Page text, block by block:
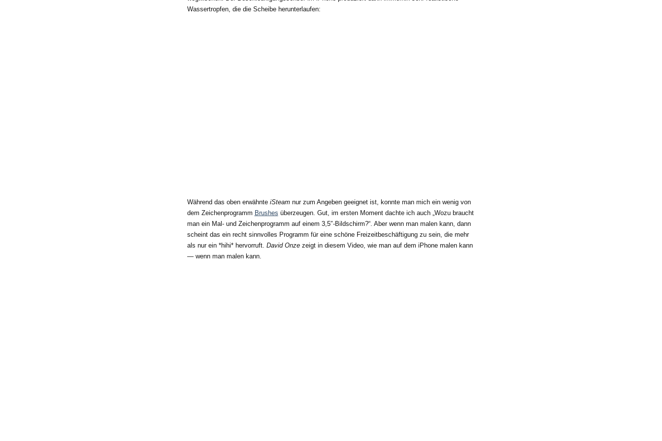
Wassertropfen, die die Scheibe herunterlaufen:
Während das oben erwähnte iSteamnur zum Angeben geeignet ist, konnte man mich ein wenig von
dem Zeichenprogramm Brushes überzeugen. Gut, im ersten Moment dachte ich auch „Wozu braucht
man ein Mal- und Zeichenprogramm auf einem 3,5″-Bildschirm?“. Aber wenn man malen kann, dann
scheint das ein recht sinnvolles Programm für eine schöne Freizeitbeschäftigung zu sein, die mehr
als nur ein *hihi* hervorruft. David Onzezeigt in diesem Video, wie man auf dem iPhone malen kann
— wenn man malen kann.